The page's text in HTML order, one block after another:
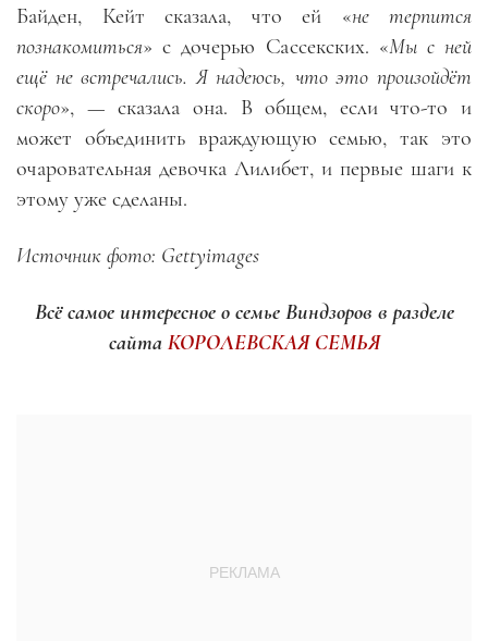
Байден, Кейт сказала, что ей «не терпится
познакомиться» с дочерью Сассекских. «Мы с ней
ещё не встречались. Я надеюсь, что это произойдёт
скоро», — сказала она. В общем, если что-то и
может объединить враждующую семью, так это
очаровательная девочка Лилибет, и первые шаги к
этому уже сделаны.
Источник фото: Gettyimages
Всё самое интересное о семье Виндзоров в разделе
сайта КОРОЛЕВСКАЯ СЕМЬЯ